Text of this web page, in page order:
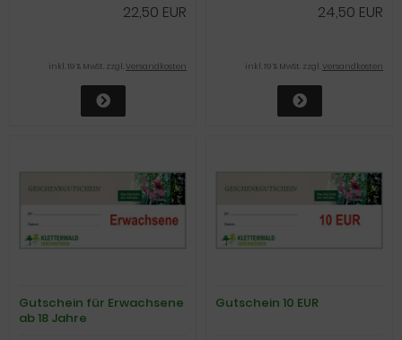
22,50 EUR
inkl. 19 % MwSt. zzgl.Versandkosten
24,50 EUR
inkl. 19 % MwSt. zzgl.Versandkosten
Gutschein für Erwachsene
ab 18 Jahre
Gutschein 10 EUR